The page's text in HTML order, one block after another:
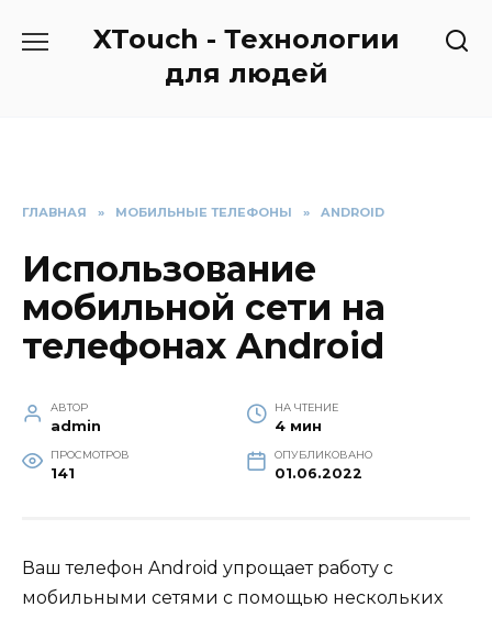
XTouch - Технологии
для людей
ГЛАВНАЯ » МОБИЛЬНЫЕ ТЕЛЕФОНЫ » ANDROID
Использование
мобильной сети на
телефонах Android
АВТОР
admin
НА ЧТЕНИЕ
4 мин
ПРОСМОТРОВ
141
ОПУБЛИКОВАНО
01.06.2022
Ваш телефон Android упрощает работу с
мобильными сетями с помощью нескольких